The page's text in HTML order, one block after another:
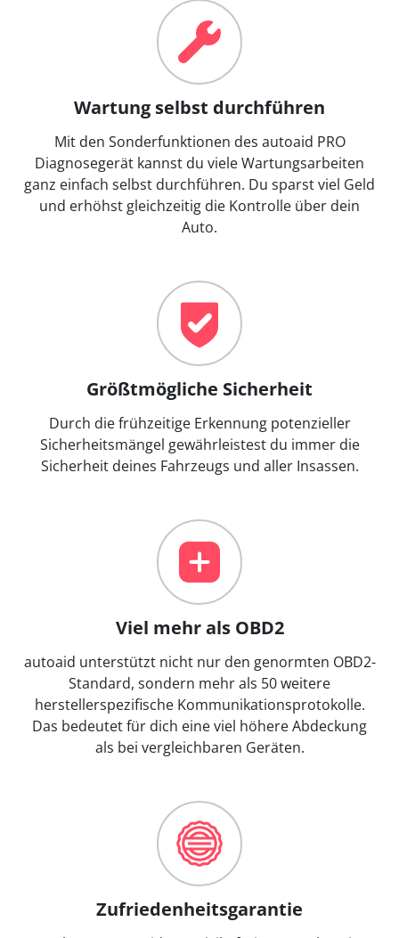
Wartung selbst durchführen
Mit den Sonderfunktionen des autoaid PRO
Diagnosegerät kannst du viele Wartungsarbeiten
ganz einfach selbst durchführen. Du sparst viel Geld
und erhöhst gleichzeitig die Kontrolle über dein
Auto.
Größtmögliche Sicherheit
Durch die frühzeitige Erkennung potenzieller
Sicherheitsmängel gewährleistest du immer die
Sicherheit deines Fahrzeugs und aller Insassen.
Viel mehr als OBD2
autoaid unterstützt nicht nur den genormten OBD2-
Standard, sondern mehr als 50 weitere
herstellerspezifische Kommunikationsprotokolle.
Das bedeutet für dich eine viel höhere Abdeckung
als bei vergleichbaren Geräten.
Zufriedenheitsgarantie